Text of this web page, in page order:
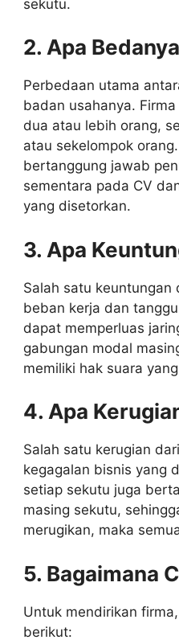
sekutu.
2. Apa
Perbedaan utama
badan usahanya.
dua atau lebih orang,
atau sekelompok
bertanggung jawab
sementara pada CV
yang disetorkan.
3. Apa
Salah satu
beban kerja dan
dapat memperluas
gabungan modal
memiliki hak suara
4. Apa
Salah satu kerugian
kegagalan bisnis yang
setiap sekutu juga
masing sekutu,
merugikan, maka
5. Bagaimana
Untuk mendirikan
berikut: